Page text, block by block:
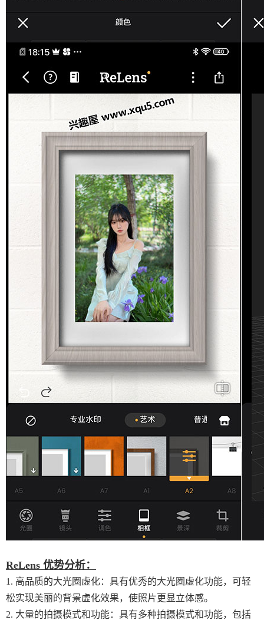
ReLens 优势分析：
1. 高品质的大光圈虚化：具有优秀的大光圈虚化功能，可轻
松实现美丽的背景虚化效果，使照片更显立体感。
2. 大量的拍摄模式和功能：具有多种拍摄模式和功能，包括